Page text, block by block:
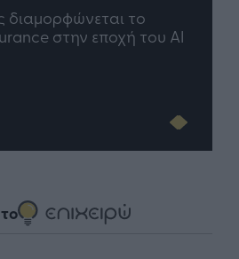
διαμορφώνεται το
στην εποχή του AI